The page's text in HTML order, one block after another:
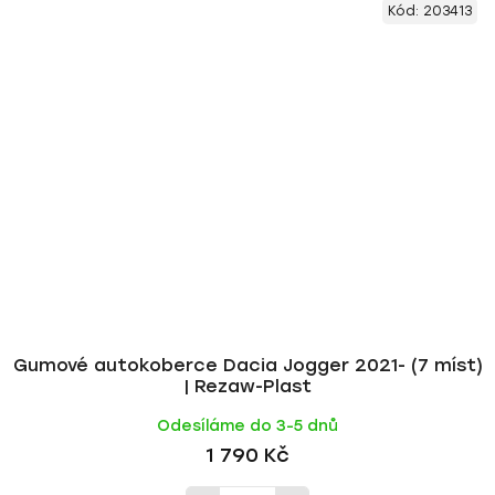
Gumové autokoberce Dacia Jogger 2021- (7 míst)
| Rezaw-Plast
Odesíláme do 3-5 dnů
1 790 Kč
Kód: 203413